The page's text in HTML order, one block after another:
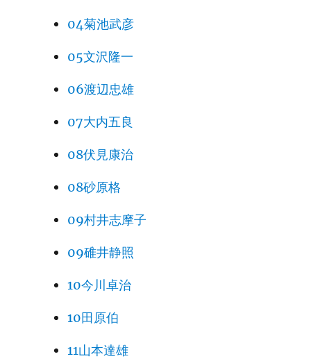
04菊池武彦
05文沢隆一
06渡辺忠雄
07大内五良
08伏見康治
08砂原格
09村井志摩子
09碓井静照
10今川卓治
10田原伯
11山本達雄